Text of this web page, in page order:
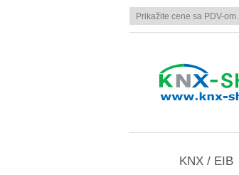
KNX / EIB